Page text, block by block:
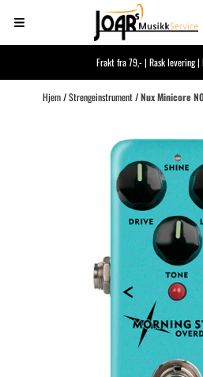
Hopp til innhold
Frakt fra 79,- | Rask levering |
Hjem/Strengeinstrument/Nux Minicore